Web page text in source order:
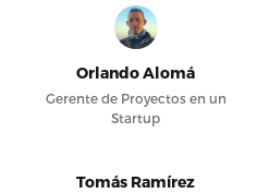
Orlando Alomá
Gerente de Proyectos en un
Startup
Tomás Ramírez